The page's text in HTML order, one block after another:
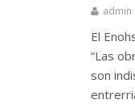
admin
El
“Las
son